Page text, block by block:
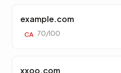
example.com
CA 70/100
xxoo.com